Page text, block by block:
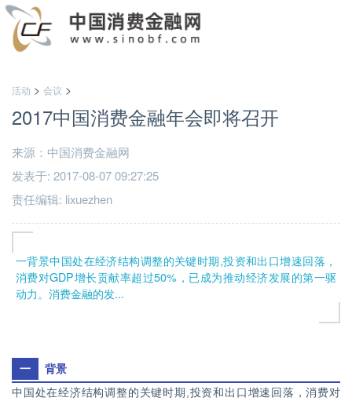
活动 > 会议 >
2017中国消费金融年会即将召开
来源：中国消费金融网
发表于: 2017-08-07 09:27:25
责任编辑: lixuezhen
一背景中国处在经济结构调整的关键时期,投资和出口增速回落，
消费对GDP增长贡献率超过50%，已成为推动经济发展的第一驱
动力。消费金融的发...
一
背景
中国处在经济结构调整的关键时期,投资和出口增速回落，消费对